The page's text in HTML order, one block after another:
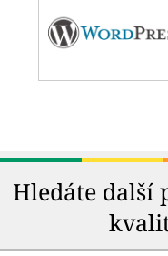
Hledáte další